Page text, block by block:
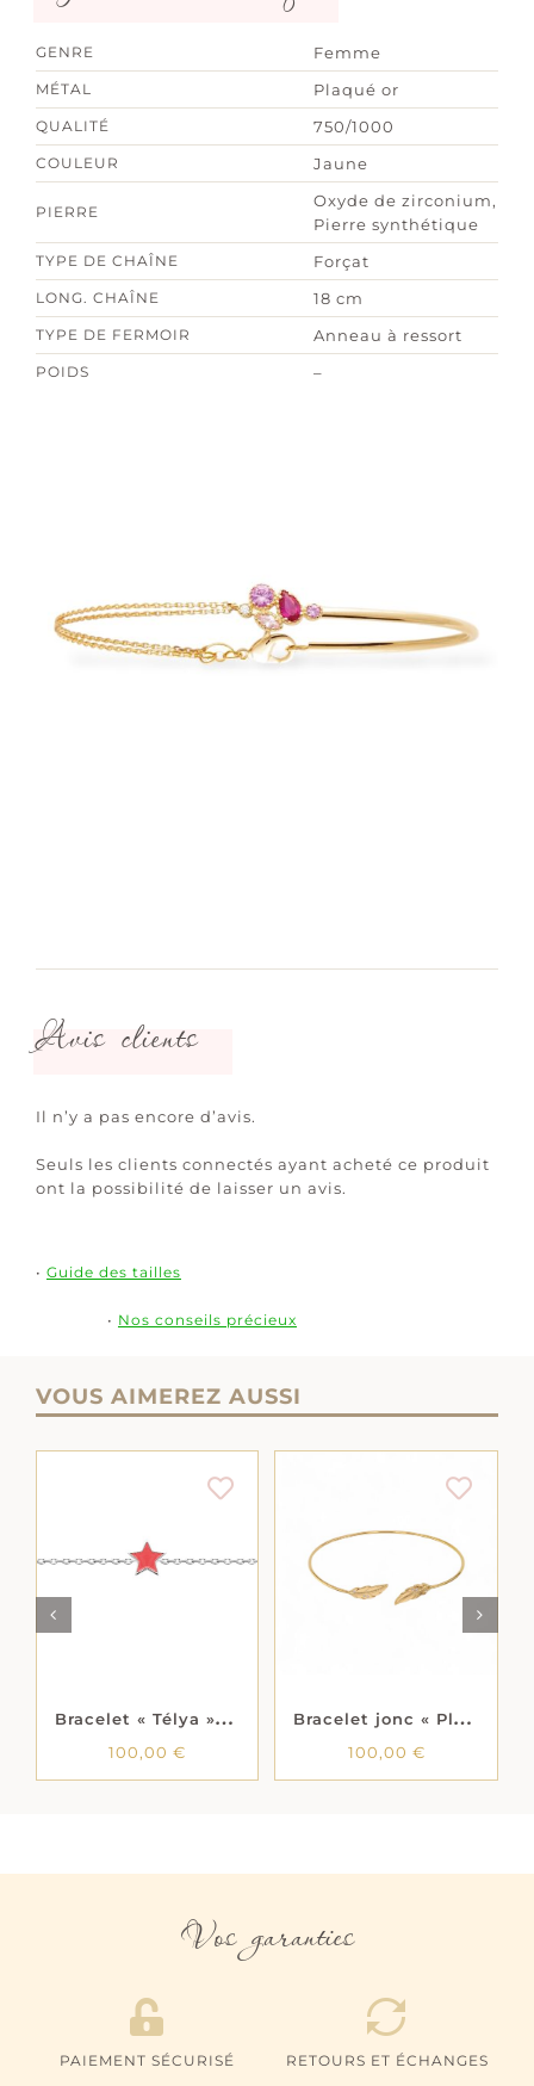
GENRE Femme
MÉTAL Plaqué or
QUALITÉ 750/1000
COULEUR Jaune
PIERRE
Oxyde de zirconium,
Pierre synthétique
TYPE DE CHAÎNE Forçat
LONG. CHAÎNE 18 cm
TYPE DE FERMOIR Anneau à ressort
POIDS –
Avis clients
Il n’y a pas encore d’avis.
Seuls les clients connectés ayant acheté ce produit
ont la possibilité de laisser un avis.
• Guide des tailles
• Nos conseils précieux
VOUS AIMEREZ AUSSI
B
racelet « Télya » – Laque rose – Argent rhodié
100,00€
AJOUTER AU
PANIER
B
racelet jonc « Plumys » – Oxydes de zirconium – Plaqué or
100,00 €
AJOUTER AU
PANIER
DÉTAILS
Vos garanties
PAIEMENT SÉCURISÉ RETOURS ET ÉCHANGES